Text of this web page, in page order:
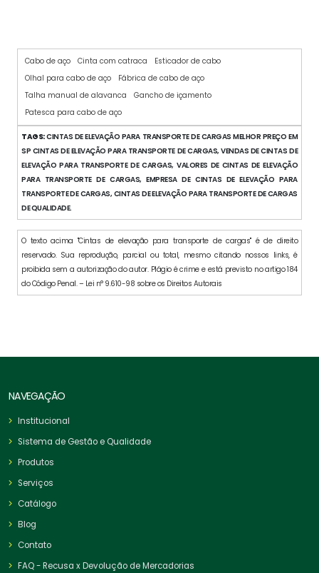
Cabo de aço Cinta com catraca
Esticador de cabo
Olhal para cabo de aço
Fábrica de cabo de aço
Talha manual de alavanca
Gancho de içamento
Patesca para cabo de aço
TAGS:CINTAS DE ELEVAÇÃO PARA TRANSPORTE DE CARGAS MELHOR PREÇO EM
SP CINTAS DE ELEVAÇÃO PARA TRANSPORTE DE CARGAS, VENDAS DE CINTAS DE
ELEVAÇÃO PARA TRANSPORTE DE CARGAS, VALORES DE CINTAS DE ELEVAÇÃO
PARA TRANSPORTE DE CARGAS, EMPRESA DE CINTAS DE ELEVAÇÃO PARA
TRANSPORTE DE CARGAS, CINTAS DE ELEVAÇÃO PARA TRANSPORTE DE CARGAS
DE QUALIDADE.
O texto acima "Cintas de elevação para transporte de cargas" é de direito
reservado. Sua reprodução, parcial ou total, mesmo citando nossos links, é
proibida sem a autorização do autor. Plágio é crime e está previsto no artigo 184
do Código Penal. – Lei n° 9.610-98 sobre os Direitos Autorais
NAVEGAÇÃO
Institucional
Sistema de Gestão e Qualidade
Produtos
Serviços
Catálogo
Blog
Contato
FAQ - Recusa x Devolução de Mercadorias